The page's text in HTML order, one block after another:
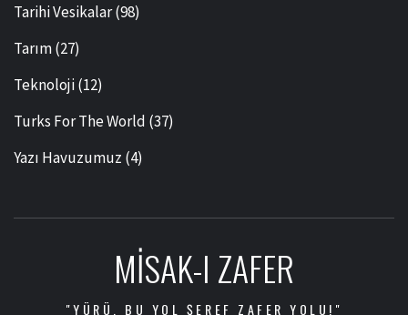
Tarihi Vesikalar(98)
Tarım(27)
Teknoloji(12)
Turks For The World (37)
Yazı Havuzumuz (4)
MISAK-I ZAFER
"YÜRÜ, BU YOL ŞEREF ZAFER YOLU!"